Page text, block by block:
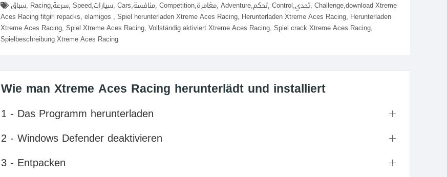
Aces Racing fitgirl repacks, elamigos , Spiel herunterladen Xtreme Aces Racing, Herunterladen Xtreme Aces Racing, Herunterladen
Xtreme Aces Racing, Spiel Xtreme Aces Racing, Vollständig aktiviert Xtreme Aces Racing, Spiel crack Xtreme Aces Racing,
Spielbeschreibung Xtreme Aces Racing
Wie man Xtreme Aces Racing herunterlädt und installiert
1 - Das Programm herunterladen
2 - Windows Defender deaktivieren
3 - Entpacken